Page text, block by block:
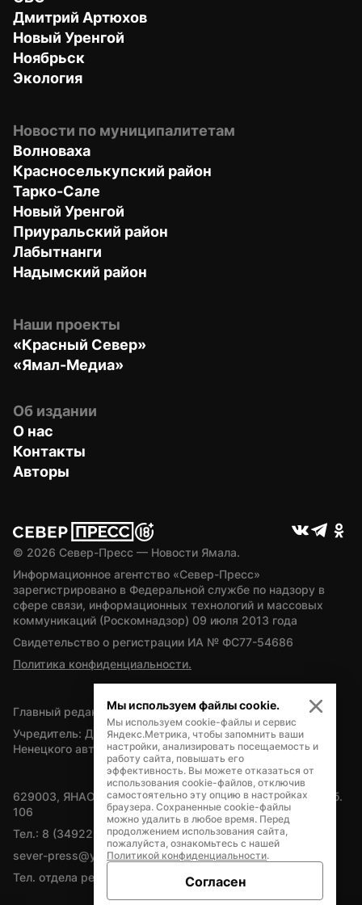
Дмитрий Артюхов
Новый Уренгой
Ноябрьск
Экология
Новости по муниципалитетам
Волноваха
Красноселькупский район
Тарко-Сале
Новый Уренгой
Приуральский район
Лабытнанги
Надымский район
Наши проекты
«Красный Север»
«Ямал-Медиа»
Об издании
О нас
Контакты
Авторы
© 2026 Север-Пресс — Новости Ямала.
Информационное агентство «Север-Пресс»
зарегистрировано в Федеральной службе по надзору в
сфере связи, информационных технологий и массовых
коммуникаций (Роскомнадзор) 09 июля 2013 года
Свидетельство о регистрации ИА № ФС77-54686
Политика конфиденциальности.
Главный редактор — А.Л. Поздеев
Учредитель: Департамент внутренней политики Ямало-
Ненецкого автономного округа
629003, ЯНАО, Салехард, мкр. Богдана Кнунянца, д.1, каб.
106
Тел.: 8 (34922) 71262
sever-press@yamal-media.ru
Тел. отдела рекламы: 8 (34922) 42728
Мы используем файлы cookie.
Мы используем cookie-файлы и сервис
Яндекс.Метрика, чтобы запомнить ваши
настройки, анализировать посещаемость и
работу сайта, повышать его
эффективность. Вы можете отказаться от
использования cookie-файлов, отключив
самостоятельно эту опцию в настройках
браузера. Сохраненные cookie-файлы
можно удалить в любое время. Перед
продолжением использования сайта,
пожалуйста, ознакомьтесь с нашей
Политикой конфиденциальности.
Согласен